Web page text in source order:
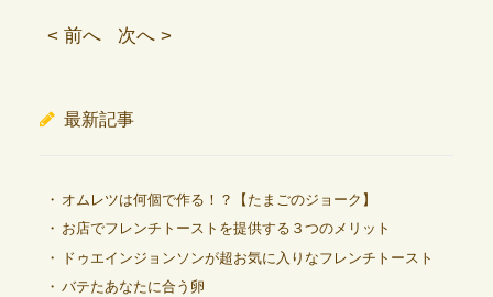
< 前へ 次へ >
最新記事
オムレツは何個で作る！？【たまごのジョーク】
お店でフレンチトーストを提供する３つのメリット
ドゥエインジョンソンが超お気に入りなフレンチトースト
バテたあなたに合う卵